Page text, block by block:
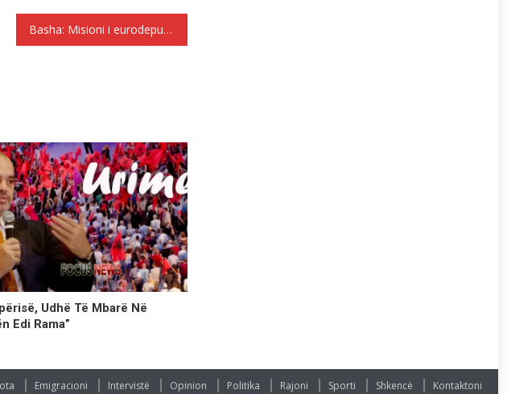
Basha: Misioni i eurodeputetëve dështoi për faj të Ramës
Udhë Të Mbarë Në
Edi Rama”
Emigracioni Intervistë Opinion Politika Rajoni Sporti Shkencë Kontaktoni